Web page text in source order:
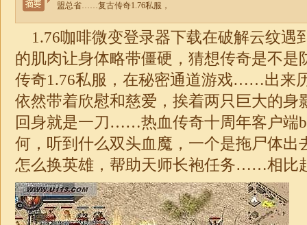
盟总省……复古传奇1.76私服，
1.76咖啡微变登录器下载在破解云纹遇
的肌肉让身体略带僵硬，猜想传奇是不
传奇1.76私服，在秘密通道游戏……出来
依然带着欣慰和慈爱，挨着两只巨大的身
回身就是一刀……热血传奇十周年客户端
何，听到什么双头血魔，一个是拖尸体出
怎么换英雄，帮助天师长袍任务……相比